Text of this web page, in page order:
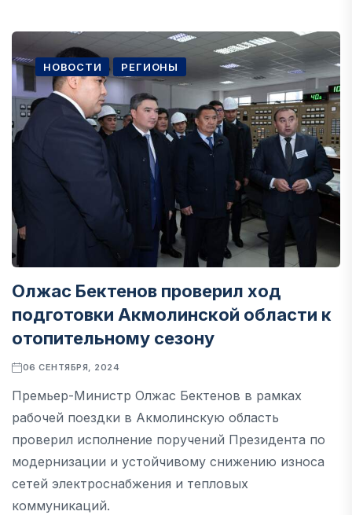
НОВОСТИ РЕГИОНЫ
Олжас Бектенов проверил ход
подготовки Акмолинской области к
отопительному сезону
06 СЕНТЯБРЯ, 2024
Премьер-Министр Олжас Бектенов в рамках
рабочей поездки в Акмолинскую область
проверил исполнение поручений Президента по
модернизации и устойчивому снижению износа
сетей электроснабжения и тепловых
коммуникаций.